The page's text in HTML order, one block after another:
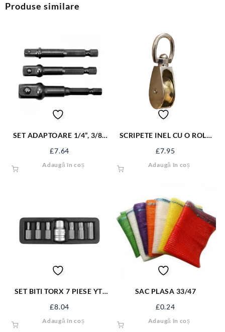
Produse similare
SET ADAPTOARE 1/4”, 3/8”,
£7.64
Adaugă în coș
SCRIPETE INEL CU O ROLA
£7.95
Adaugă în coș
SET BITI TORX 7 PIESE YT-
£8.04
Adaugă în coș
SAC PLASA 33/47
£0.24
Adaugă în coș